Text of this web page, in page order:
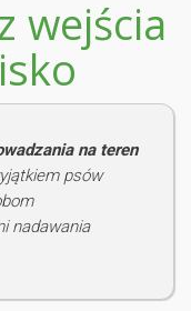
wejścia
na teren
psów
nadawania